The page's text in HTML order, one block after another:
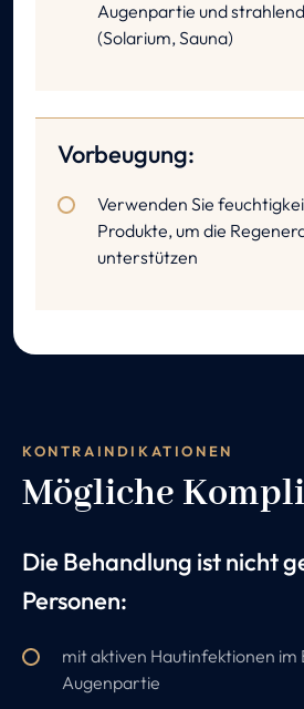
Augenpartie und
(Solarium, Sauna)
Vorbeugung:
Verwenden Sie
Produkte, um die
unterstützen
KONTRAINDIKATIONEN
Mögliche
Die Behandlung ist nicht
Personen:
mit aktiven Hautinfektionen im
Augenpartie